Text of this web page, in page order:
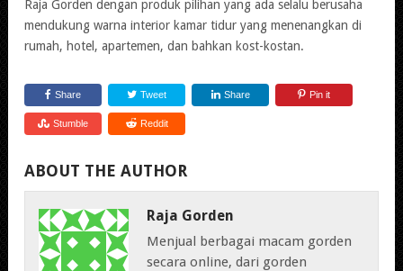
Raja Gorden dengan produk pilihan yang ada selalu berusaha
mendukung warna interior kamar tidur yang menenangkan di
rumah, hotel, apartemen, dan bahkan kost-kostan.
Share Tweet Share Pin it
Stumble Reddit
ABOUT THE AUTHOR
Raja Gorden
Menjual berbagai macam gorden
secara online, dari gorden